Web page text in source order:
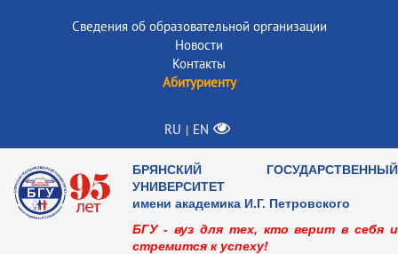
Сведения об образовательной организации
Новости
Контакты
Абитуриенту
RU | EN
БРЯНСКИЙ ГОСУДАРСТВЕННЫЙ
УНИВЕРСИТЕТ
имени академика И.Г. Петровского
БГУ - вуз для тех, кто верит в себя и
стремится к успеху!